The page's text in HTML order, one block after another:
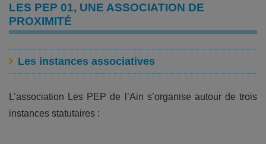
LES PEP 01, UNE ASSOCIATION DE
PROXIMITÉ
Les instances associatives
L’association Les PEP de l’Ain s’organise autour de trois
instances statutaires :